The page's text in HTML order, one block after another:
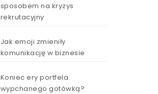
sposobem na kryzys
rekrutacyjny
Jak emoji zmieniły
komunikację w biznesie
Koniec ery portfela
wypchanego gotówką?